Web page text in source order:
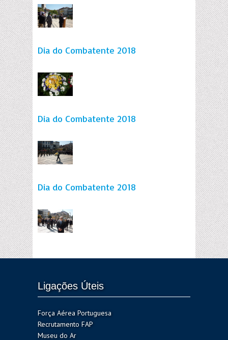
Dia do Combatente 2018
Dia do Combatente 2018
Dia do Combatente 2018
Ligações Úteis
Força Aérea Portuguesa
Recrutamento FAP
Museu do Ar